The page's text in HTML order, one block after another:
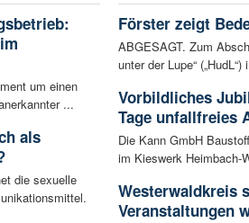
um einen
...
als
die sexuelle
Förster zeigt
ABGESAGT. Zum
unter der Lupe“
Vorbildliches
Tage unfallfreies
Die Kann GmbH
im Kieswerk Heimbach-
Westerwaldkreis
Veranstaltungen